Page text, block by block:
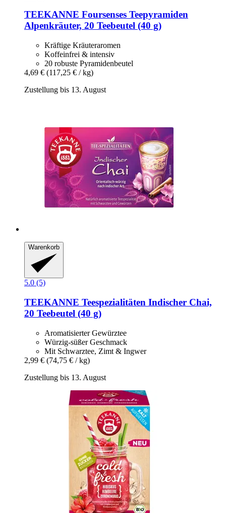
TEEKANNE Foursenses Teepyramiden
Alpenkräuter, 20 Teebeutel (40 g)
Kräftige Kräuteraromen
Koffeinfrei & intensiv
20 robuste Pyramidenbeutel
4,69 € (117,25 € / kg)
Zustellung bis 13. August
Warenkorb
5.0 (5)
TEEKANNE Teespezialitäten Indischer Chai,
20 Teebeutel (40 g)
Aromatisierter Gewürztee
Würzig-süßer Geschmack
Mit Schwarztee, Zimt & Ingwer
2,99 € (74,75 € / kg)
Zustellung bis 13. August